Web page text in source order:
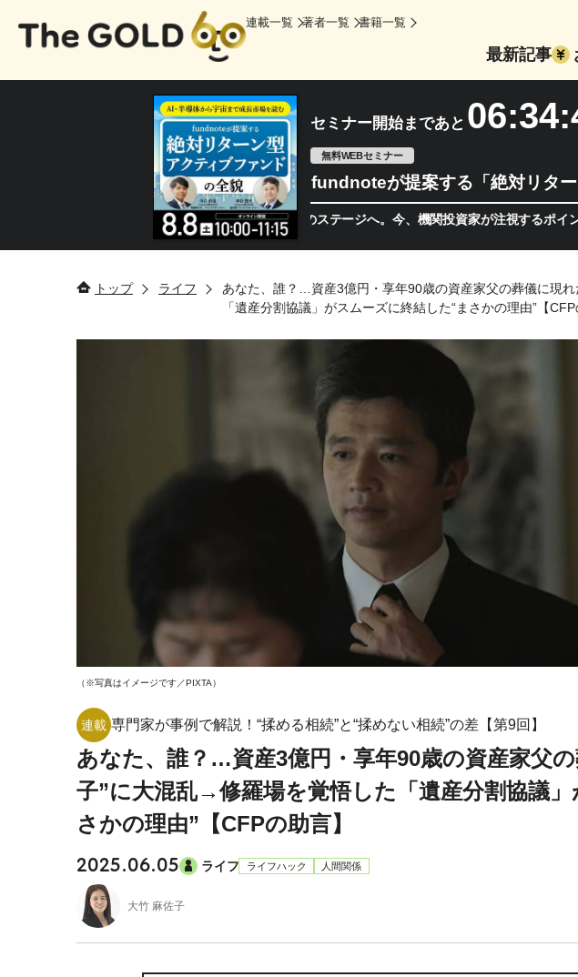
最新記事
連載一覧 著者一覧 書籍一覧
セミナー開始まであと
無料WEBセミナー
fundnoteが提案する「絶対リター
半導体相場は次のステージへ。今、機関投資家が注視するポイントとは
トップ ライフ
あなた、誰？…資産3億円・享年90歳の資産家父の葬儀に現
「遺産分割協議」がスムーズに終結した“まさかの理由”【CFP
（※写真はイメージです／PIXTA）
連載 専門家が事例で解説！“揉める相続”と“揉めない相続”の差【第9回】
あなた、誰？…資産3億円・享年90歳の資産家父
子”に大混乱→修羅場を覚悟した「遺産分割協議
さかの理由”【CFPの助言】
2025.06.05 ライフ ライフハック 人間関係
大竹 麻佐子